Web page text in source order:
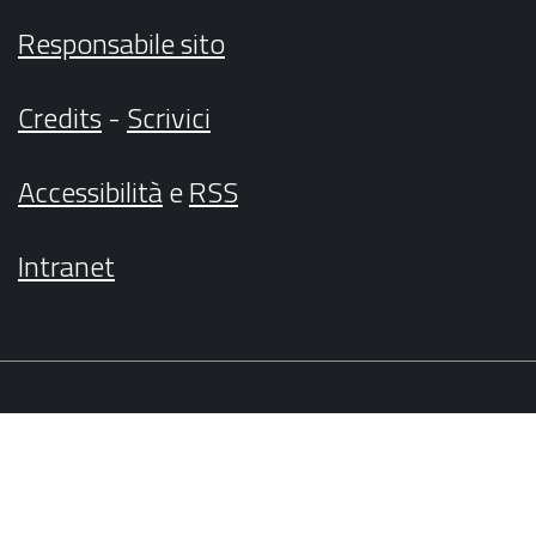
Responsabile sito
Credits- Scrivici
AccessibilitàeRSS
Intranet